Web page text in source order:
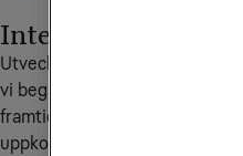
Internet of
Utvecklingen mot nästa steg
vi begreppet Internet of
framtidsscenario där alla
uppkopplade mot nätet.